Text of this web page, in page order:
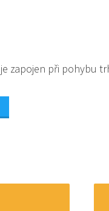
zapojen při pohybu